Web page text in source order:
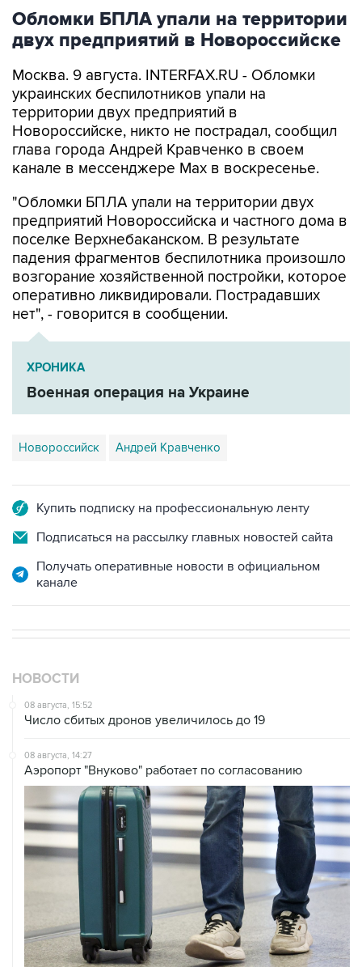
Обломки БПЛА упали на территории
двух предприятий в Новороссийске
Москва. 9 августа. INTERFAX.RU - Обломки
украинских беспилотников упали на
территории двух предприятий в
Новороссийске, никто не пострадал, сообщил
глава города Андрей Кравченко в своем
канале в мессенджере Max в воскресенье.
"Обломки БПЛА упали на территории двух
предприятий Новороссийска и частного дома в
поселке Верхнебаканском. В результате
падения фрагментов беспилотника произошло
возгорание хозяйственной постройки, которое
оперативно ликвидировали. Пострадавших
нет", - говорится в сообщении.
ХРОНИКА
Военная операция на Украине
Новороссийск Андрей Кравченко
Купить подписку на профессиональную ленту
Подписаться на рассылку главных новостей сайта
Получать оперативные новости в официальном
канале
НОВОСТИ
08 августа, 15:52
Число сбитых дронов увеличилось до 19
08 августа, 14:27
Аэропорт "Внуково" работает по согласованию